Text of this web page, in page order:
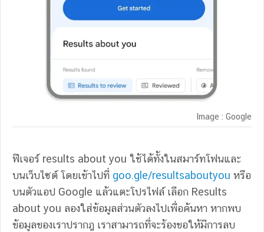
Image : Google
ฟีเจอร์ results about you ใช้ได้ทั้งในสมาร์ทโฟนและ
บนเว็บไซต์ โดยเข้าไปที่ goo.gle/resultsaboutyou หรือ
บนตัวแอป Google แล้วแตะโปรไฟล์ เลือก Results
about you ลองใส่ข้อมูลส่วนตัวลงไปเพื่อค้นหา หากพบ
ข้อมูลของเราปรากฎ เราสามารถที่จะร้องขอให้มีการลบ